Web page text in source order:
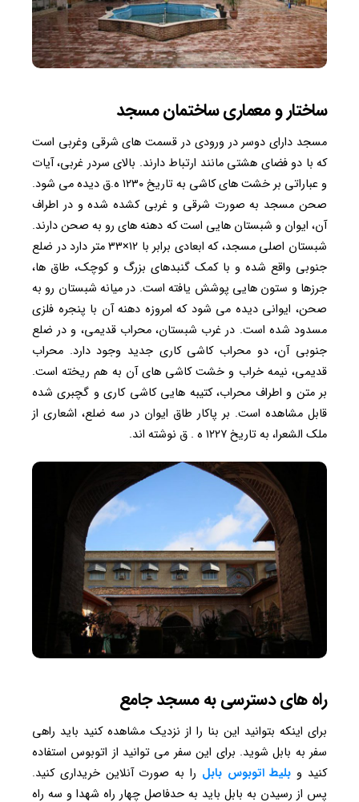
ساختار و معماری ساختمان مسجد
مسجد دارای دوسر در ورودی در قسمت های شرقی وغربی است
که با دو فضای هشتی مانند ارتباط دارند. بالای سردر غربی، آیات
و عباراتی بر خشت های کاشی به تاریخ ۱۲۳۰ ه.ق دیده می شود.
صحن مسجد به صورت شرقی و غربی کشده شده و در اطراف
آن، ایوان و شبستان هایی است که دهنه های رو به صحن دارند.
شبستان اصلی مسجد، که ابعادی برابر با ۱۲×۳۳ متر دارد در ضلع
جنوبی واقع شده و با کمک گنبدهای بزرگ و کوچک، طاق ها،
جرزها و ستون هایی پوشش یافته است. در میانه شبستان رو به
صحن، ایوانی دیده می شود که امروزه دهنه آن با پنجره فلزی
مسدود شده است. در غرب شبستان، محراب قدیمی، و در ضلع
جنوبی آن، دو محراب کاشی کاری جدید وجود دارد. محراب
قدیمی، نیمه خراب و خشت کاشی های آن به هم ریخته است.
بر متن و اطراف محراب، کتیبه هایی کاشی کاری و گچبری شده
قابل مشاهده است. بر پاکار طاق ایوان در سه ضلع، اشعاری از
ملک الشعرا، به تاریخ ۱۲۲۷ ه . ق نوشته اند.
راه های دسترسی به مسجد جامع
برای اینکه بتوانید این بنا را از نزدیک مشاهده کنید باید راهی
سفر به بابل شوید. برای این سفر می توانید از اتوبوس استفاده
کنید و بلیط اتوبوس بابل را به صورت آنلاین خریداری کنید.
پس از رسیدن به بابل باید به حدفاصل چهار راه شهدا و سه راه